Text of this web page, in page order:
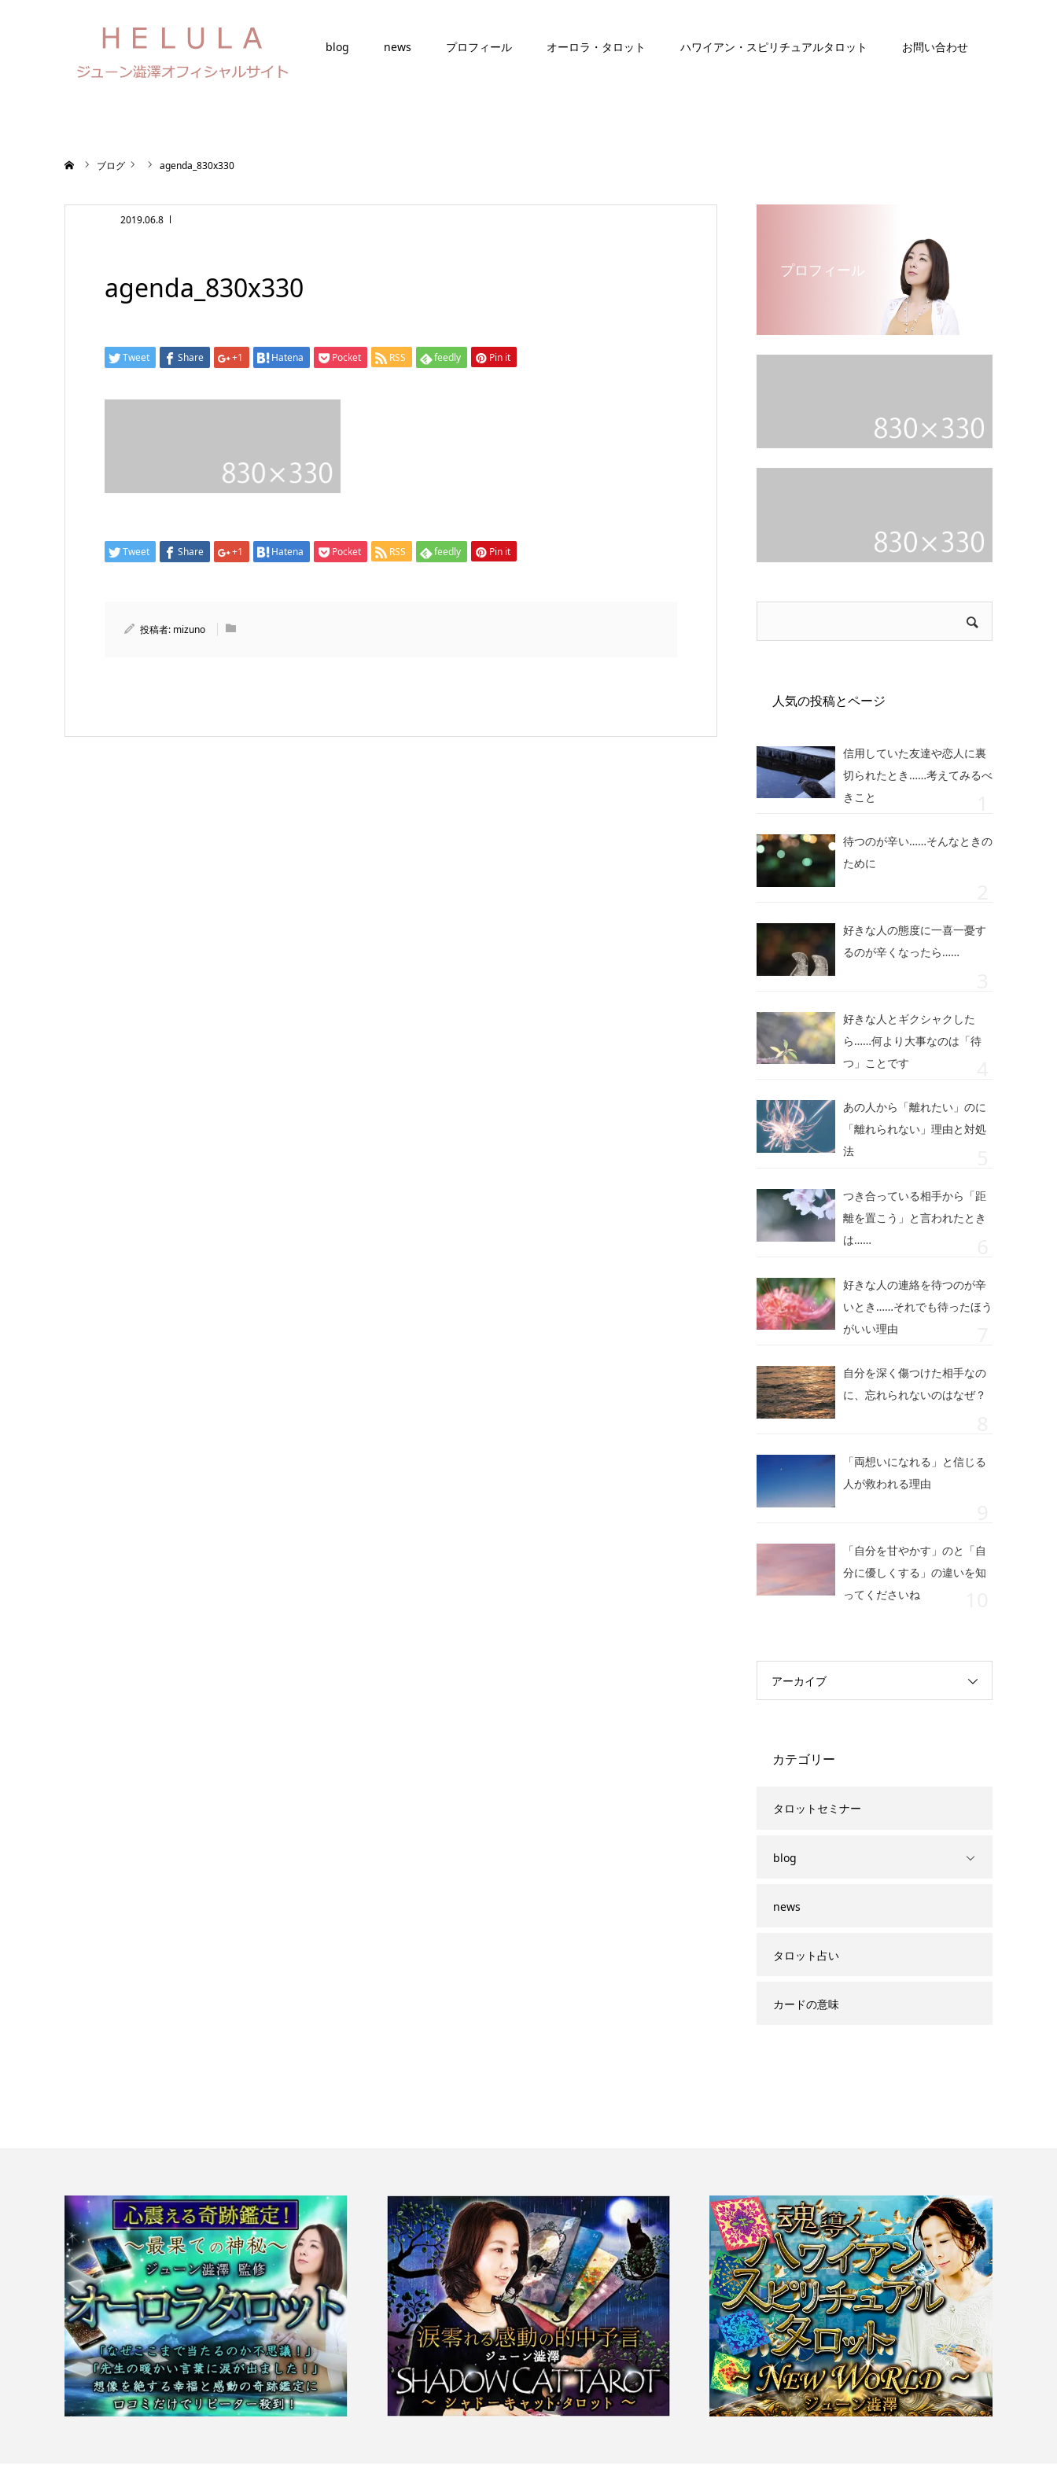
blog news プロフィール オーロラ・タロット ハワイアン・スピリチュアルタロット お問い合わせ
ブログ agenda_830x330
2019.06.8
agenda_830x330
Tweet Share +1 Hatena Pocket RSS feedly Pin it
Tweet Share +1 Hatena Pocket RSS feedly Pin it
投稿者: mizuno
プロフィール
人気の投稿とページ
信用していた友達や恋人に裏
切られたとき……考えてみるべ
きこと
待つのが辛い……そんなときの
ために
好きな人の態度に一喜一憂す
るのが辛くなったら……
好きな人とギクシャクした
ら……何より大事なのは「待
つ」ことです
あの人から「離れたい」のに
「離れられない」理由と対処
法
つき合っている相手から「距
離を置こう」と言われたとき
は……
好きな人の連絡を待つのが辛
いとき……それでも待ったほう
がいい理由
自分を深く傷つけた相手なの
に、忘れられないのはなぜ？
「両想いになれる」と信じる
人が救われる理由
「自分を甘やかす」のと「自
分に優しくする」の違いを知
ってくださいね
アーカイブ
カテゴリー
タロットセミナー
blog
news
タロット占い
カードの意味